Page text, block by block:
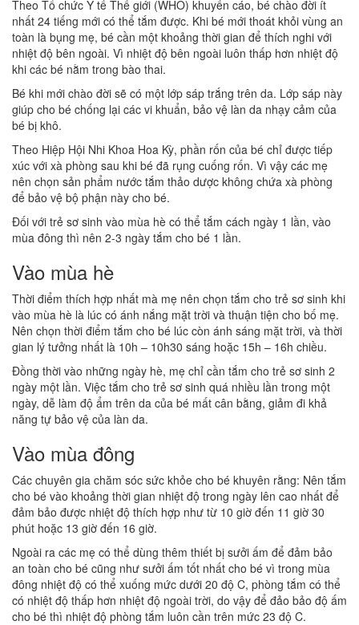
Theo Tổ chức Y tế Thế giới (WHO) khuyến cáo, bé chào đời ít
nhất 24 tiếng mới có thể tắm được. Khi bé mới thoát khỏi vùng an
toàn là bụng mẹ, bé cần một khoảng thời gian để thích nghi với
nhiệt độ bên ngoài. Vì nhiệt độ bên ngoài luôn thấp hơn nhiệt độ
khi các bé nằm trong bào thai.
Bé khi mới chào đời sẽ có một lớp sáp trắng trên da. Lớp sáp này
giúp cho bé chống lại các vi khuẩn, bảo vệ làn da nhạy cảm của
bé bị khô.
Theo Hiệp Hội Nhi Khoa Hoa Kỳ, phần rốn của bé chỉ được tiếp
xúc với xà phòng sau khi bé đã rụng cuống rốn. Vì vậy các mẹ
nên chọn sản phẩm nước tắm thảo dược không chứa xà phòng
để bảo vệ bộ phận này cho bé.
Đối với trẻ sơ sinh vào mùa hè có thể tắm cách ngày 1 lần, vào
mùa đông thì nên 2-3 ngày tắm cho bé 1 lần.
Vào mùa hè
Thời điểm thích hợp nhất mà mẹ nên chọn tắm cho trẻ sơ sinh khi
vào mùa hè là lúc có ánh nắng mặt trời và thuận tiện cho bố mẹ.
Nên chọn thời điểm tắm cho bé lúc còn ánh sáng mặt trời, và thời
gian lý tưởng nhất là 10h – 10h30 sáng hoặc 15h – 16h chiều.
Đồng thời vào những ngày hè, mẹ chỉ cần tắm cho trẻ sơ sinh 2
ngày một lần. Việc tắm cho trẻ sơ sinh quá nhiều lần trong một
ngày, dễ làm độ ẩm trên da của bé mất cân bằng, giảm đi khả
năng tự bảo vệ của làn da.
Vào mùa đông
Các chuyên gia chăm sóc sức khỏe cho bé khuyên rằng: Nên tắm
cho bé vào khoảng thời gian nhiệt độ trong ngày lên cao nhất để
đảm bảo được nhiệt độ thích hợp như từ 10 giờ đến 11 giờ 30
phút hoặc 13 giờ đến 16 giờ.
Ngoài ra các mẹ có thể dùng thêm thiết bị sưởi ấm để đảm bảo
an toàn cho bé cũng như sưởi ấm tốt nhất cho bé vì trong mùa
đông nhiệt độ có thể xuống mức dưới 20 độ C, phòng tắm có thể
có nhiệt độ thấp hơn nhiệt độ ngoài trời, do vậy để đảo bảo độ ấm
cho bé thì nhiệt độ phòng tắm luôn cần trên mức 23 độ C.